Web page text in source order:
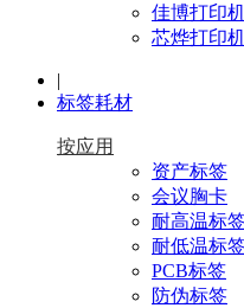
佳博打印
芯烨打印
|
标签耗材
按应用
资产标签
会议胸卡
耐高温标
耐低温标
PCB标签
防伪标签